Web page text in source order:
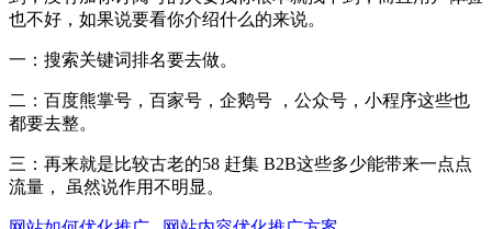
也不好，如果说要看你介绍什么的来说。
一：搜索关键词排名要去做。
二：百度熊掌号，百家号，企鹅号 ，公众号，小程序这些也
都要去整。
三：再来就是比较古老的58 赶集 B2B这些多少能带来一点点
流量， 虽然说作用不明显。